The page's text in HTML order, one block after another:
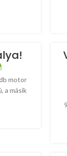
motor
a másik